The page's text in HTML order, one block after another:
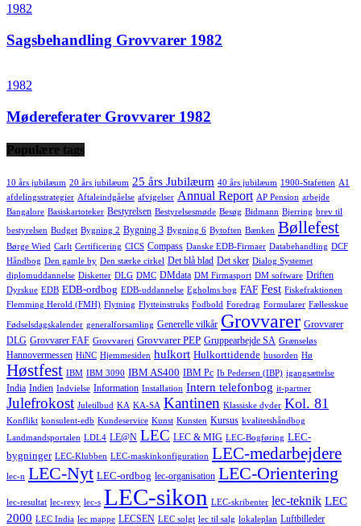
1982
Sagsbehandling Grovvarer 1982
1982
Mødereferater Grovvarer 1982
Populære tags
10 års jubilæum 20 års jubilæum 25 års Jubilæum 40 års jubilæum 1900-Stafetten A1
afdelingsstrategier Aftaleindgåelse afvigelser Annual Report AP Pension arbejde
Bangalore Basiskartoteker Bestyrelsen Bestyrelsesmøde Besøg Bidmann Bjerring brev til
bestyrelsen Budget Bygning 2 Bygning 3 Bygning 6 Bytoften Bænken Bøllefest
Børge Wied Carlt Certificering CICS Compass Danske EDB-Firmaer Databehandling DCF
Håndbog Den gamle by Den stærke cirkel Det blå blad Det sker Dialog Systemet
diplomuddannelse Disketter DLG DMC DMdata DM Firmasport DM software Driften
Dyrskue EDB EDB-ordbog EDB-uddannelse Egholms bog FAF Fest Fiskefraktionen
Flemming Herold (FMH) Flytning Flytteinstruks Fodbold Foredrag Formularer Fællesskue
Fødselsdagskalender generalforsamling Generelle vilkår Grovvarer Grovvarer
DLG Grovvarer FAF Grovvareri Grovvarer PEP Gruppearbejde SA Grænseløs
Hannovermessen HiNC Hjemmesiden hulkort Hulkorttidende husorden Hø
Høstfest IBM IBM 3090 IBM AS400 IBM Pc Ib Pedersen (IBP) igangsættelse
India Indien Indvielse Information Installation Intern telefonbog it-partner
Julefrokost Juletilbud KA KA-SA Kantinen Klassiske dyder Kol. 81
Konflikt konsulent-edb Kundeservice Kunst Kunsten Kursus kvalitetshåndbog
Landmandsportalen LDL4 LE@N LEC LEC & MIG LEC-Bogføring LEC-
bygninger LEC-Klubben LEC-maskinkonfiguration LEC-medarbejdere
lec-n LEC-Nyt LEC-ordbog lec-organisation LEC-Orientering
lec-resultat lec-revy lec-s LEC-sikon LEC-skribenter lec-teknik LEC
2000 LEC India lec mappe LECSEN LEC solgt lec til salg lokaleplan Luftbilleder